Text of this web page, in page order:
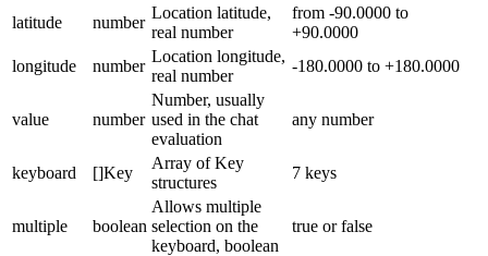
latitude
number
Location latitude,
real number
from -90.0000 to
+90.0000
longitude
number
Location longitude,
real number
-180.0000 to +180.0000
value number
Number, usually
used in the chat
evaluation
any number
keyboard []Key
Array of Key
structures
7 keys
multiple boolean
Allows multiple
selection on the
keyboard, boolean
true or false